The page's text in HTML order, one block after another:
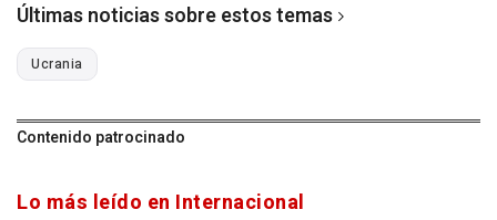
Últimas noticias sobre estos temas
Ucrania
Contenido patrocinado
Lo más leído en Internacional